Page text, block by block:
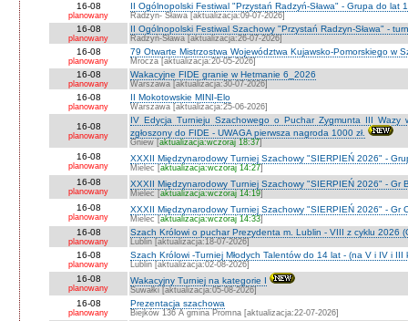
16-08
planowany
II Ogólnopolski Festiwal "Przystań Radzyń-Sława" - Grupa do lat
Radzyn- Sława [aktualizacja:09-07-2026]
16-08
planowany
II Ogólnopolski Festiwal Szachowy "Przystań Radzyn-Sława" -
Radzyń-Sława [aktualizacja:26-07-2026]
16-08
planowany
79 Otwarte Mistrzostwa Województwa Kujawsko-Pomorskiego w
Mrocza [aktualizacja:20-05-2026]
16-08
planowany
Wakacyjne FIDE granie w Hetmanie 6_2026
Warszawa [aktualizacja:30-07-2026]
16-08
planowany
II Mokotowskie MINI-Elo
Warszawa [aktualizacja:25-06-2026]
16-08
planowany
IV Edycja Turnieju Szachowego o Puchar Zygmunta III Wazy
zgłoszony do FIDE - UWAGA pierwsza nagroda 1000 zł.
Gniew [aktualizacja:wczoraj 18:37]
16-08
planowany
XXXII Międzynarodowy Turniej Szachowy "SIERPIEŃ 2026" -
Mielec [aktualizacja:wczoraj 14:27]
16-08
planowany
XXXII Międzynarodowy Turniej Szachowy "SIERPIEŃ 2026" - Gr
Mielec [aktualizacja:wczoraj 14:19]
16-08
planowany
XXXII Międzynarodowy Turniej Szachowy "SIERPIEŃ 2026" - Gr
Mielec [aktualizacja:wczoraj 14:33]
16-08
planowany
Szach Królowi o puchar Prezydenta m. Lublin - VIII z cyklu 2026
Lublin [aktualizacja:18-07-2026]
16-08
planowany
Szach Królowi -Turniej Młodych Talentów do 14 lat - (na V i IV i III
Lublin [aktualizacja:02-08-2026]
16-08
planowany
Wakacyjny Turniej na kategorie I
Suwałki [aktualizacja:05-08-2026]
16-08
planowany
Prezentacja szachowa
Biejków 136 A gmina Promna [aktualizacja:22-07-2026]